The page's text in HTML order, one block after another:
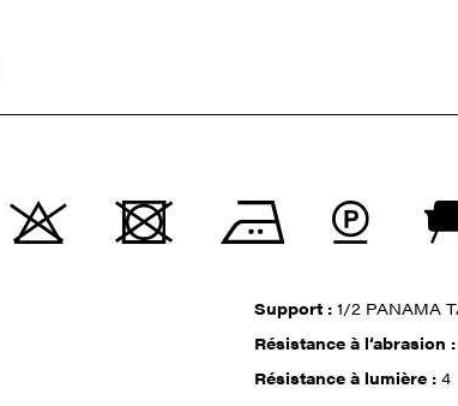
Support :1/2 PANAMA
Résistance à l‘abrasion
Résistance à lumière :4